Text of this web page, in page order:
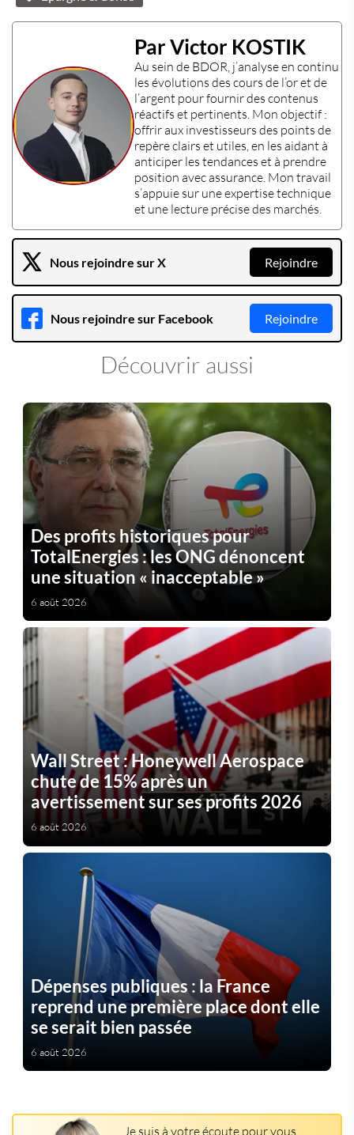
Par Victor KOSTIK
Au sein de BDOR, j’analyse en continu
les évolutions des cours de l’oret de
l’argent pour fournir des contenus
réactifs et pertinents. Mon objectif :
offrir aux investisseurs des points de
repère clairs et utiles, en les aidant à
anticiper les tendances et à prendre
position avec assurance. Mon travail
s’appuie sur uneexpertise technique
et une lecture précise des marchés.
Nous rejoindre sur X Rejoindre
Nous rejoindre sur Facebook Rejoindre
Découvrir aussi
Des profits historiques pour
TotalEnergies : les ONG dénoncent
une situation « inacceptable »
6 août 2026
Wall Street : Honeywell Aerospace
chute de 15% après un
avertissement sur ses profits 2026
6 août 2026
Dépenses publiques : la France
reprend une première place dont elle
se serait bien passée
6 août 2026
Je suis à votre écoute pour vous